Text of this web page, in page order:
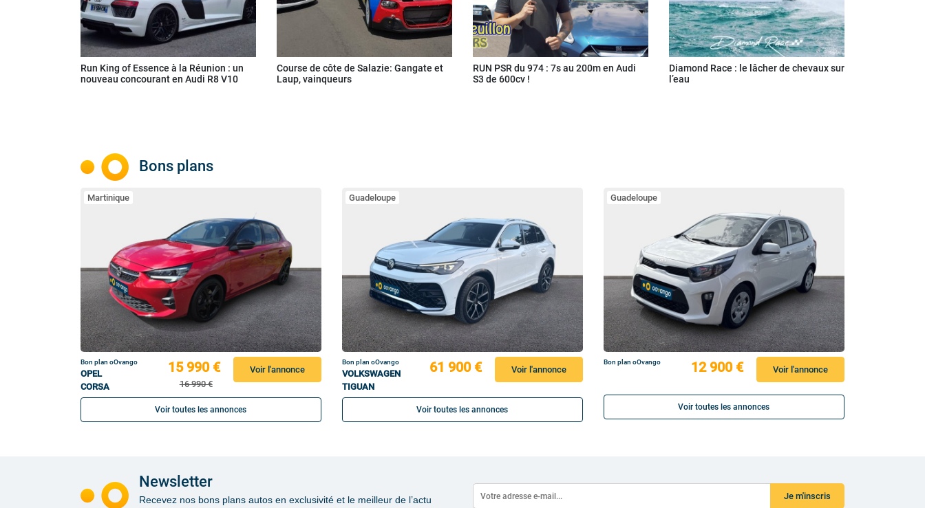
Run King of Essence à la Réunion : un
nouveau concourant en Audi R8 V10
Course de côte de Salazie: Gangate et
Laup, vainqueurs
RUN PSR du 974 : 7s au 200m en Audi
S3 de 600cv !
Diamond Race : le lâcher de chevaux sur
l’eau
Bons plans
Martinique
Bon plan oOvango
OPEL
CORSA
15 990 €
16 990 €
Voir l'annonce
Voir toutes les annonces
Guadeloupe
Bon plan oOvango
VOLKSWAGEN
TIGUAN
61 900 € Voir l'annonce
Voir toutes les annonces
Guadeloupe
Bon plan oOvango 12 900 € Voir l'annonce
Voir toutes les annonces
Newsletter
Recevez nos bons plans autos en exclusivité et le meilleur de l’actu Je m'inscris